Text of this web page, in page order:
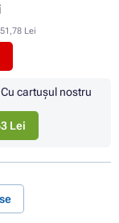
Lei
Cu cartuşul nostru
Lei